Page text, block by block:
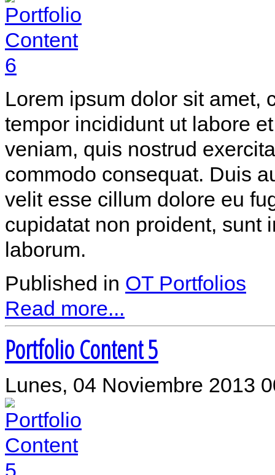
Lorem ipsum dolor sit amet,
tempor incididunt ut labore
veniam, quis nostrud
commodo consequat. Duis
velit esse cillum dolore eu
cupidatat non proident, sunt
laborum.
Published in OT Portfolios
Read more...
Portfolio Content 5
Lunes, 04 Noviembre 2013